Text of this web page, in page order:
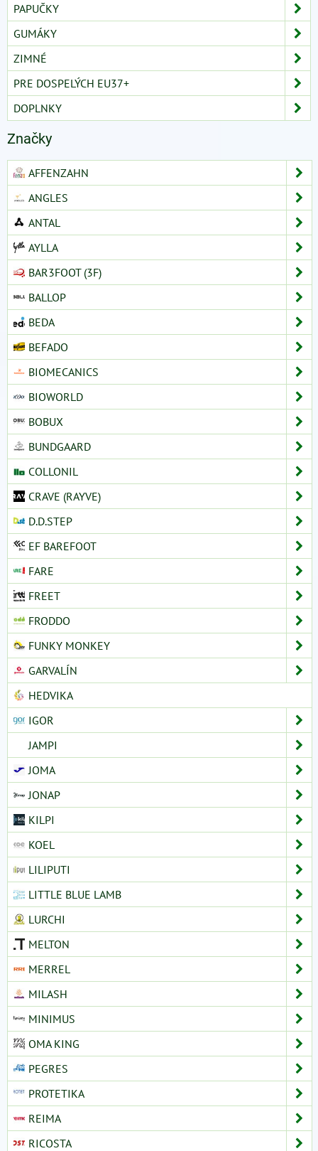
PAPUČKY
GUMÁKY
ZIMNÉ
PRE DOSPELÝCH EU37+
DOPLNKY
Značky
AFFENZAHN
ANGLES
ANTAL
AYLLA
BAR3FOOT (3F)
BALLOP
BEDA
BEFADO
BIOMECANICS
BIOWORLD
BOBUX
BUNDGAARD
COLLONIL
CRAVE (RAYVE)
D.D.STEP
EF BAREFOOT
FARE
FREET
FRODDO
FUNKY MONKEY
GARVALÍN
HEDVIKA
IGOR
JAMPI
JOMA
JONAP
KILPI
KOEL
LILIPUTI
LITTLE BLUE LAMB
LURCHI
MELTON
MERREL
MILASH
MINIMUS
OMA KING
PEGRES
PROTETIKA
REIMA
RICOSTA